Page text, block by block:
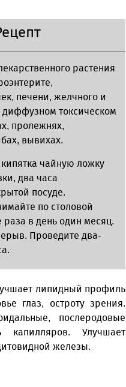
растения
печени, желчного и
токсическом
пролежнях,
вывихах.
чайную ложку
два часа
посуде.
по столовой
в день один месяц.
Проведите два-
липидный профиль
глаз, остроту зрения.
послеродовые
капилляров. Улучшает
железы.